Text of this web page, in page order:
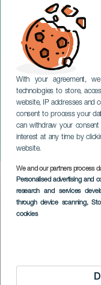
With your agreement,
technologies to store,
website, IP addresses and
consent to process your
can withdraw your
interest at any time by
website.
We and our partners process
Personalised advertising and
research and services
through device scanning,
cookies
TENERIFE
Imagen
Listado